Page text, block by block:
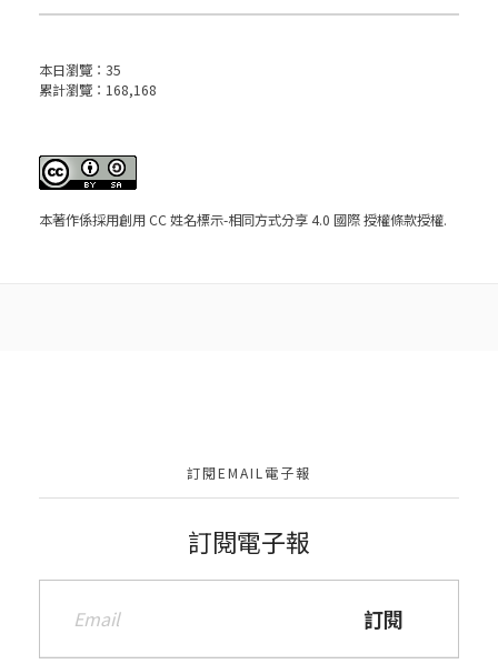
本日瀏覽： 35
累計瀏覽： 168,168
本著作係採用創用 CC 姓名標示-相同方式分享 4.0 國際 授權條款授權.
訂閱EMAIL電子報
訂閱電子報